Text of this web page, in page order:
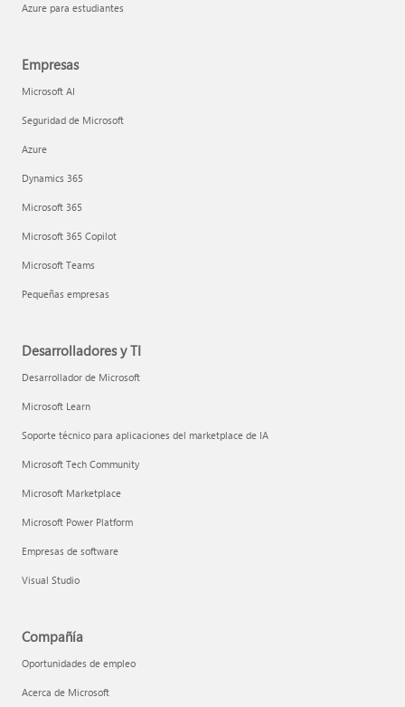
Azure para estudiantes
Empresas
Microsoft AI
Seguridad de Microsoft
Azure
Dynamics 365
Microsoft 365
Microsoft 365 Copilot
Microsoft Teams
Pequeñas empresas
Desarrolladores y TI
Desarrollador de Microsoft
Microsoft Learn
Soporte técnico para aplicaciones del marketplace de IA
Microsoft Tech Community
Microsoft Marketplace
Microsoft Power Platform
Empresas de software
Visual Studio
Compañía
Oportunidades de empleo
Acerca de Microsoft